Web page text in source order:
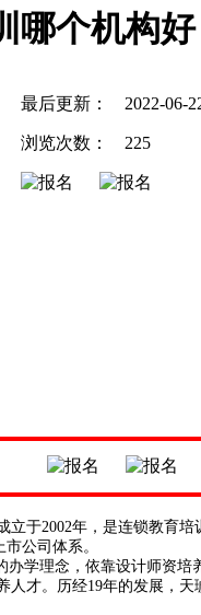
哪个机构好
最后更新： 2022-06-
浏览次数： 225
立于2002年，是连锁教育
公司体系。
学理念，依靠设计师资
才。历经19年的发展，天